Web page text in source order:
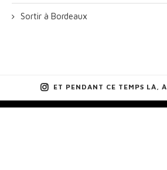
Sortir à Bordeaux
ET PENDANT CE TEMPS LÀ,